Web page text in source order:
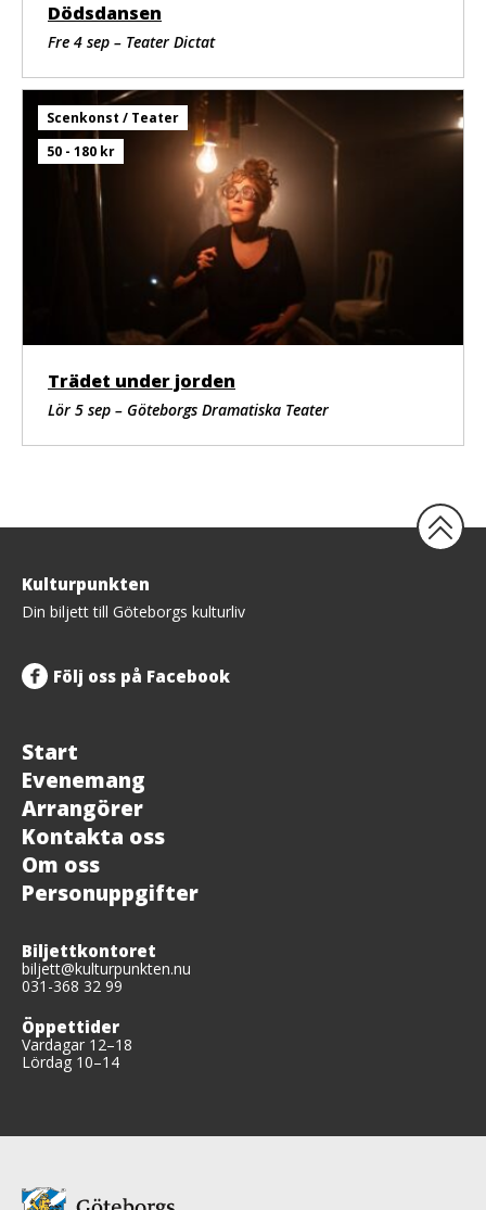
Dödsdansen
Fre 4 sep – Teater Dictat
Scenkonst / Teater
50 - 180 kr
Trädet under jorden
Lör 5 sep – Göteborgs Dramatiska Teater
Tillbaka
upp
Kulturpunkten
Din biljett till Göteborgs kulturliv
Följ oss på Facebook
Start
Evenemang
Arrangörer
Kontakta oss
Om oss
Personuppgifter
Biljettkontoret
biljett@kulturpunkten.nu
031-368 32 99
Öppettider
Vardagar 12–18
Lördag 10–14